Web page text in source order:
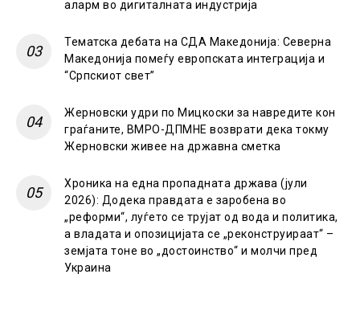
аларм во дигиталната индустрија
Тематска дебата на СДА Македонија: Северна
Македонија помеѓу европската интеграција и
“Српскиот свет”
Жерновски удри по Мицкоски за навредите кон
граѓаните, ВМРО-ДПМНЕ возврати дека токму
Жерновски живее на државна сметка
Хроника на една пропадната држава (јули
2026): Додека правдата е заробена во
„реформи“, луѓето се трујат од вода и политика,
а владата и опозицијата се „реконструираат“ –
земјата тоне во „достоинство“ и молчи пред
Украина